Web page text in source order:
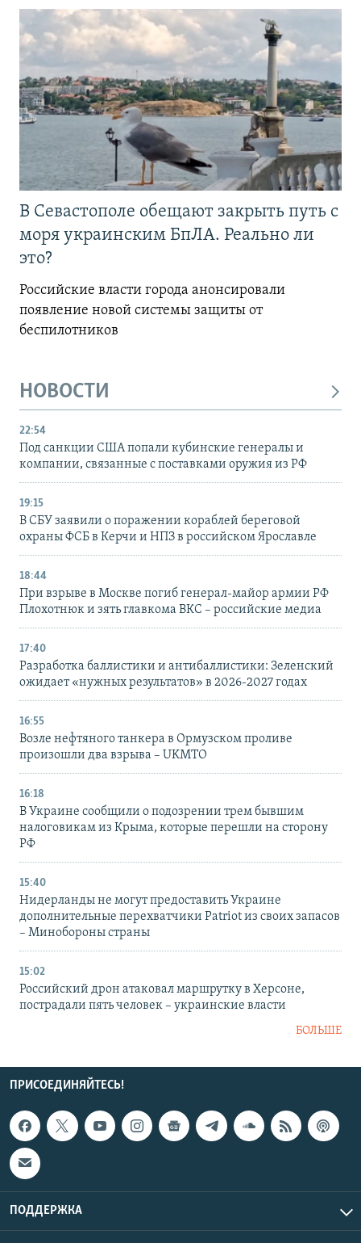
В Севастополе обещают закрыть путь с
моря украинским БпЛА. Реально ли
это?
Российские власти города анонсировали
появление новой системы защиты от
беспилотников
НОВОСТИ
22:54
Под санкции США попали кубинские генералы и
компании, связанные с поставками оружия из РФ
19:15
В СБУ заявили о поражении кораблей береговой
охраны ФСБ в Керчи и НПЗ в российском Ярославле
18:44
При взрыве в Москве погиб генерал-майор армии РФ
Плохотнюк и зять главкома ВКС – российские медиа
17:40
Разработка баллистики и антибаллистики: Зеленский
ожидает «нужных результатов» в 2026-2027 годах
16:55
Возле нефтяного танкера в Ормузском проливе
произошли два взрыва – UKMTO
16:18
В Украине сообщили о подозрении трем бывшим
налоговикам из Крыма, которые перешли на сторону
РФ
15:40
Нидерланды не могут предоставить Украине
дополнительные перехватчики Patriot из своих запасов
– Минобороны страны
15:02
Российский дрон атаковал маршрутку в Херсоне,
пострадали пять человек – украинские власти
БОЛЬШЕ
ПРИСОЕДИНЯЙТЕСЬ!
ПОДДЕРЖКА